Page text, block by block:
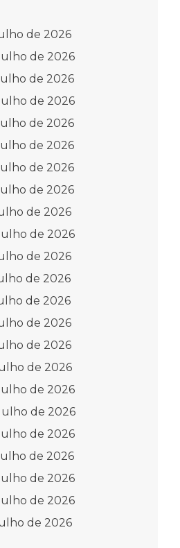
de 2026
de 2026
de 2026
de 2026
de 2026
de 2026
de 2026
de 2026
de 2026
de 2026
de 2026
de 2026
de 2026
de 2026
de 2026
de 2026
de 2026
de 2026
de 2026
de 2026
de 2026
de 2026
de 2026